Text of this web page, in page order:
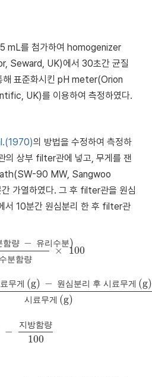
mL를 첨가하여 homogenizer
Seward, UK)에서 30초간 균질
해 표준화시킨 pH meter(Orion
UK)를 이용하여 측정하였다.
의 방법을 수정하여 측정하
의 상부 filter관에 넣고, 무게를 잰
90 MW, Sangwoo
가열하였다. 그 후 filter관을 원심
서 10분간 원심분리 한 후 filter관
함량 − 유리수분)
수분함량
× 100
리수분수분함량 × 100
료무게 (g) − 원심분리 후 시료무게 (g)
시 료무게 (g)
료무게g−원심분리 후 시료무게g시료무게g
−
지방함량
100
지방함량100